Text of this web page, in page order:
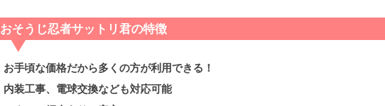
おそうじ忍者サットリ君の特徴
お手頃な価格だから多くの方が利用できる！
内装工事、電球交換なども対応可能